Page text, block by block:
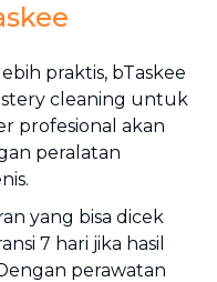
praktis, bTaskee
cleaning untuk
profesional akan
peralatan
yang bisa dicek
7 hari jika hasil
perawatan